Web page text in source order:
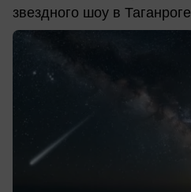
звездного шоу в